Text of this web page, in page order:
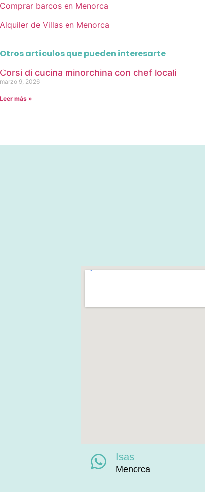
Comprar barcos en Menorca
Alquiler de Villas en Menorca
Otros artículos que pueden interesarte
Corsi di cucina minorchina con chef locali
marzo 9, 2026
Leer más »
Isas
Menorca